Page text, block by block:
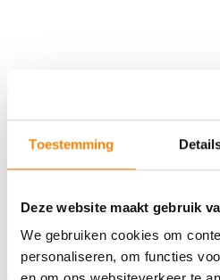
Toestemming
Deze website maakt gebruik
We gebruiken cookies om
personaliseren, om functies